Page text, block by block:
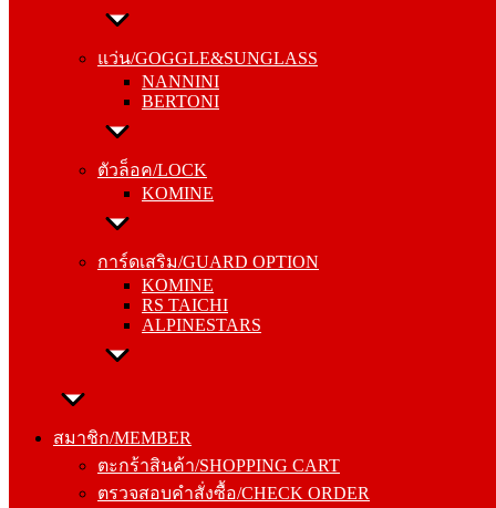
แว่น/GOGGLE&SUNGLASS
NANNINI
BERTONI
ตัวล็อค/LOCK
KOMINE
การ์ดเสริม/GUARD OPTION
KOMINE
RS TAICHI
ALPINESTARS
สมาชิก/MEMBER
ตะกร้าสินค้า/SHOPPING CART
ตรวจสอบคำสั่งซื้อ/CHECK ORDER
แว่น/GOGGLE&SUNGLASS
BERTONI
ตัวล็อค/LOCK
การ์ดเสริม/GUARD OPTION
RS TAICHI
ALPINESTARS
สมาชิก/MEMBER
ตรวจสอบคำสั่งซื้อ/CHECK ORDER
ยืนยันการโอนเงิน/CONFIRM PAYMENT